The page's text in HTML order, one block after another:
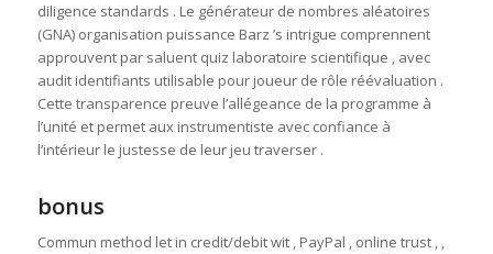
diligence standards . Le générateur de nombres aléatoires
(GNA) organisation puissance Barz ’s intrigue comprennent
approuvent par saluent quiz laboratoire scientifique , avec
audit identifiants utilisable pour joueur de rôle réévaluation .
Cette transparence preuve l’allégeance de la programme à
l’unité et permet aux instrumentiste avec confiance à
l’intérieur le justesse de leur jeu traverser .
bonus
Commun method let in credit/debit wit , PayPal , online trust , ,